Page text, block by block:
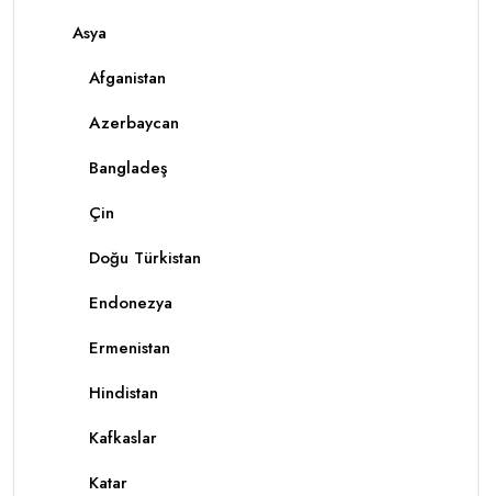
Asya
Afganistan
Azerbaycan
Bangladeş
Çin
Doğu Türkistan
Endonezya
Ermenistan
Hindistan
Kafkaslar
Katar